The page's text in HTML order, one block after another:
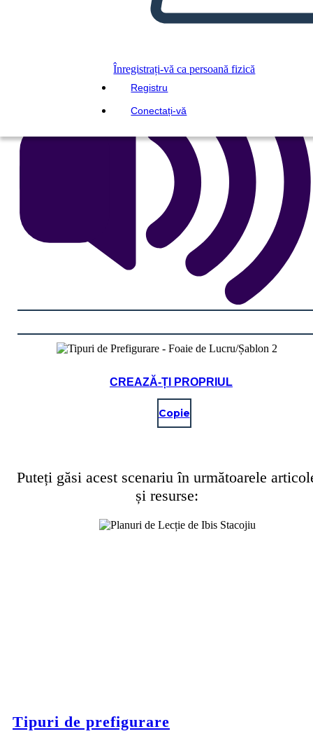
Înregistrați-vă ca persoană fizică
Registru
Conectați-vă
CITESTE-MI
CREAZĂ-ȚI PROPRIUL
Copie
Puteți găsi acest scenariu în următoarele
și resurse:
Tipuri de prefigurare